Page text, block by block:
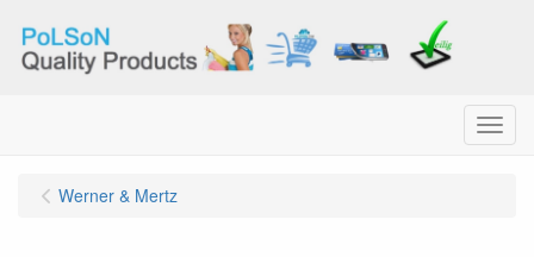
Menu
Werner & Mertz